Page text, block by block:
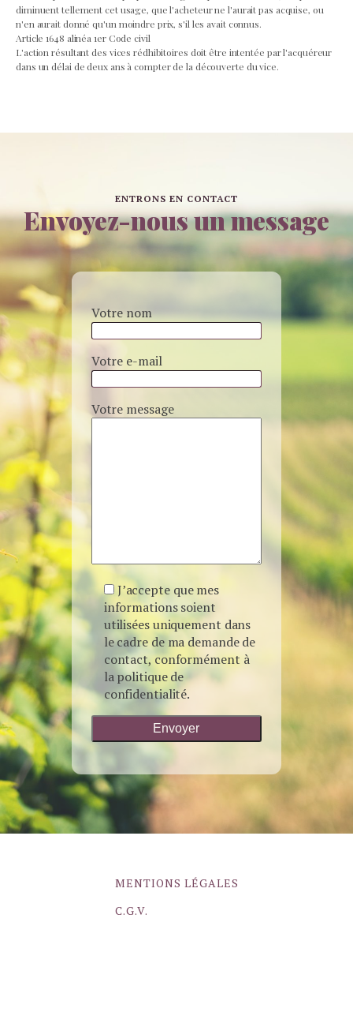
diminuent tellement cet usage, que l'acheteur ne l'aurait pas acquise, ou
n'en aurait donné qu'un moindre prix, s'il les avait connus.
Article 1648 alinéa 1er Code civil
L'action résultant des vices rédhibitoires doit être intentée par l'acquéreur
dans un délai de deux ans à compter de la découverte du vice.
ENTRONS EN CONTACT
Envoyez-nous un message
Votre nom
Votre e-mail
Votre message
J’accepte que mes
informations soient
utilisées uniquement dans
le cadre de ma demande de
contact, conformément à
la politique de
confidentialité.
MENTIONS LÉGALES
C.G.V.